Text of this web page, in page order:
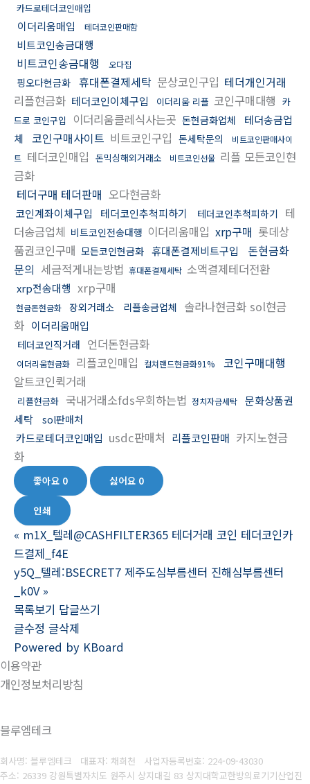
카드로테더코인매입
이더리움매입 테더코인판매함
비트코인송금대행
비트코인송금대행 오다집
핑오다현금화 휴대폰결제세탁 문상코인구입 테더개인거래
리플현금화 테더코인이체구입 이더리움 리플 코인구매대행 카
드로 코인구입
이더리움클레식사는곳 돈현금화업체
테더송금업
체
코인구매사이트 비트코인구입 돈세탁문의
비트코인판매사이
트 테더코인매입 돈믹싱해외거래소 비트코인선물 리플 모든코인현
금화
테더구매 테더판매 오다현금화
코인계좌이체구입 테더코인추척피하기 테더코인추척피하기
테
더송금업체 비트코인전송대행 이더리움매입 xrp구매 롯데상
품권코인구매 모든코인현금화 휴대폰결제비트구입
돈현금화
문의 세금적게내는방법 휴대폰결제세탁 소액결제테더전환
xrp전송대행 xrp구매
현금돈현금화 장외거래소 리플송금업체 솔라나현금화 sol현금
화 이더리움매입
테더코인직거래 언더돈현금화
이더리움현금화 리플코인매입 컬쳐랜드현금화91%
코인구매대행
알트코인퀵거래
리플현금화 국내거래소fds우회하는법 정치자금세탁
문화상품권
세탁
sol판매처
카드로테더코인매입 usdc판매처 리플코인판매 카지노현금
화
좋아요 0 싫어요 0
인쇄
« m1X_텔레@CASHFILTER365 테더거래 코인 테더코인카
드결제_f4E
y5Q_텔레:BSECRET7 제주도심부름센터 진해심부름센터
_k0V »
목록보기 답글쓰기
글수정 글삭제
Powered by KBoard
이용약관
개인정보처리방침
블루엠테크
회사명: 블루엠테크 대표자: 채희천 사업자등록번호: 224-09-43030
주소: 26339 강원특별자치도 원주시 상지대길 83 상지대학교한방의료기기산업진